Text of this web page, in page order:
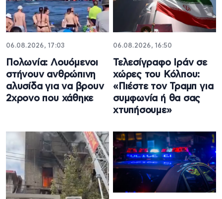
06.08.2026, 17:03
Πολωνία: Λουόμενοι
στήνουν ανθρώπινη
αλυσίδα για να βρουν
2χρονο που χάθηκε
06.08.2026, 16:50
Τελεσίγραφο Ιράν σε
χώρες του Κόλπου:
«Πιέστε τον Τραμπ για
συμφωνία ή θα σας
χτυπήσουμε»